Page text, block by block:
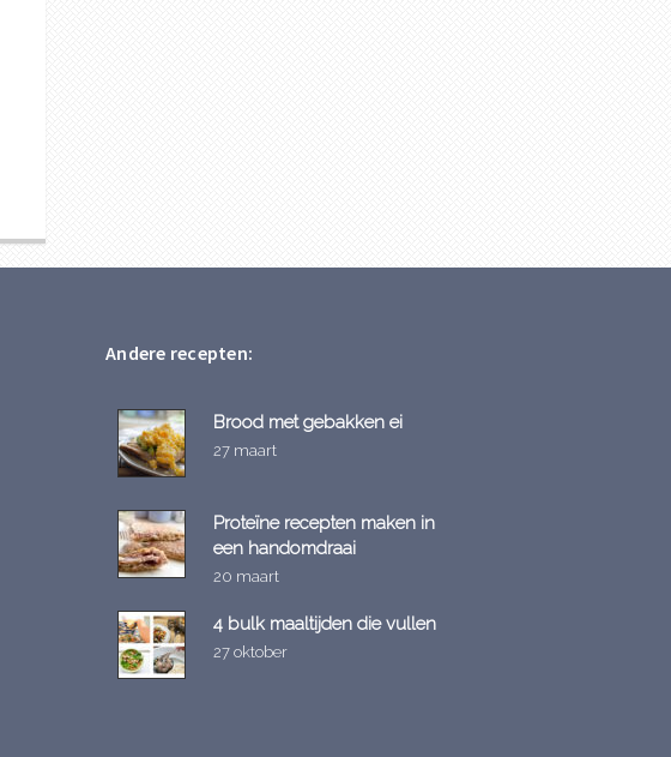
Andere recepten:
Brood met gebakken ei
27 maart
Proteïne recepten maken in
een handomdraai
20 maart
4 bulk maaltijden die vullen
27 oktober